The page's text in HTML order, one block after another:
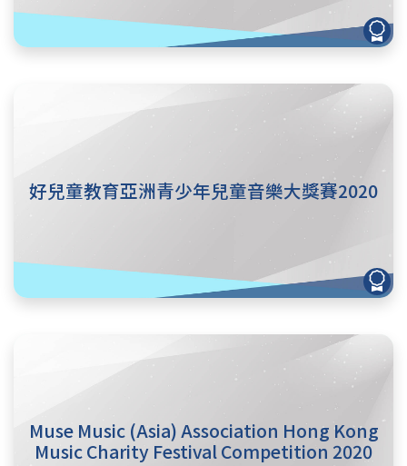
好兒童教育亞洲青少年兒童音樂大獎賽2020
Muse Music (Asia) Association Hong Kong
Music Charity Festival Competition 2020